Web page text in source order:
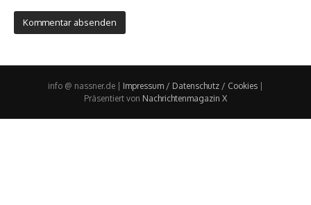
info @ nassner.de | Impressum / Datenschutz / Cookies |
Präsentiert von Nachrichtenmagazin X